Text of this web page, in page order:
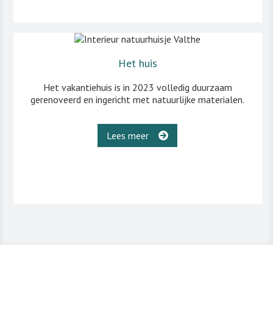
Het huis
Het vakantiehuis is in 2023 volledig duurzaam
gerenoveerd en ingericht met natuurlijke materialen.
Lees meer